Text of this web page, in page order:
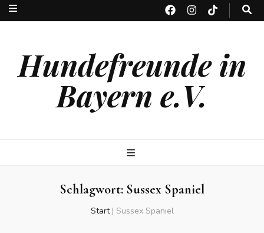
Hundefreunde in
Bayern e.V.
Schlagwort: Sussex Spaniel
Start | Sussex Spaniel